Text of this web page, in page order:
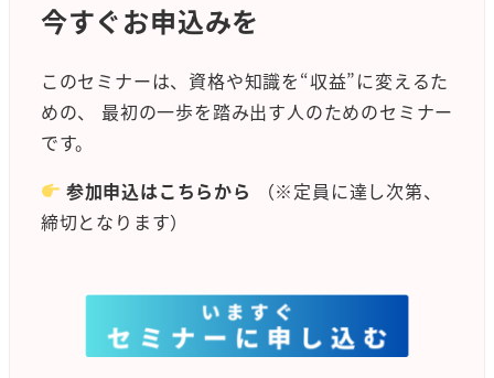
今すぐお申込みを
このセミナーは、資格や知識を“収益”に変えるた
めの、 最初の一歩を踏み出す人のためのセミナー
です。
参加申込はこちらから
（※定員に達し次第、
締切となります）